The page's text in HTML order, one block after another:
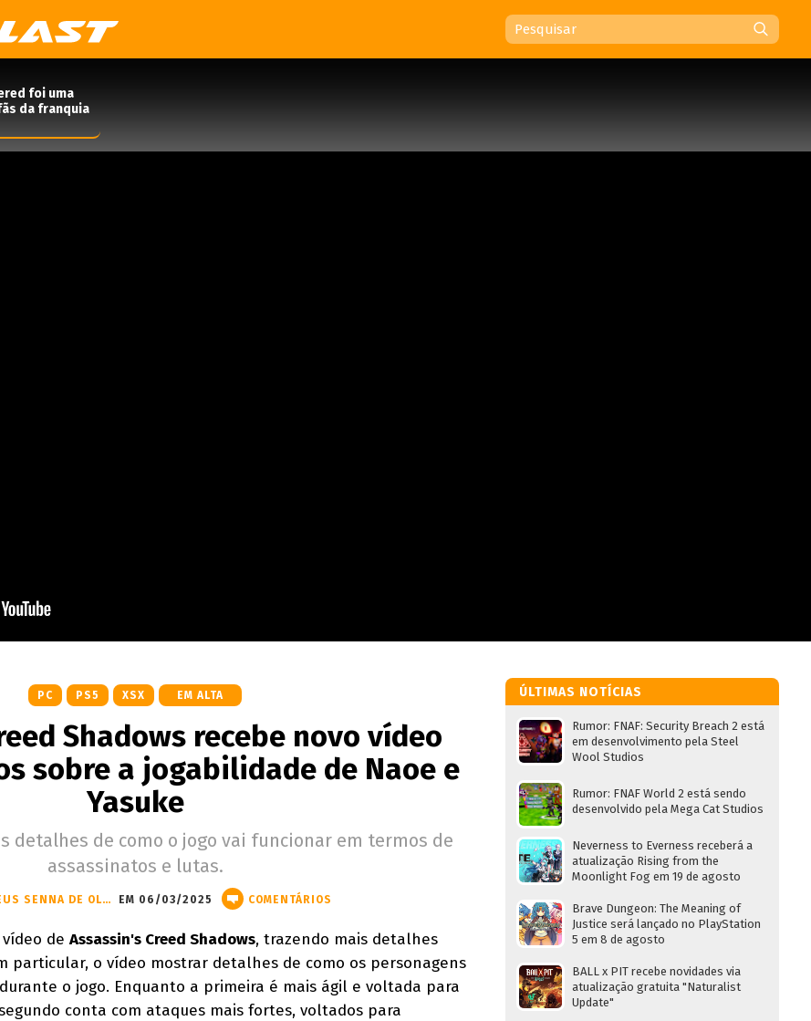
foi uma
da franquia
PC PS5 XSX EM ALTA
Shadows recebe novo vídeo
sobre a jogabilidade de Naoe e
Yasuke
detalhes de como o jogo vai funcionar em termos de
assassinatos e lutas.
MATHEUS SENNA DE OLIVEIRA EM 06/03/2025 COMENTÁRIOS
de Assassin's Creed Shadows, trazendo mais detalhes
particular, o vídeo mostrar detalhes de como os personagens
o jogo. Enquanto a primeira é mais ágil e voltada para
conta com ataques mais fortes, voltados para
ÚLTIMAS NOTÍCIAS
Rumor: FNAF: Security Breach 2 está
em desenvolvimento pela Steel
Wool Studios
Rumor: FNAF World 2 está sendo
desenvolvido pela Mega Cat Studios
Neverness to Everness receberá a
atualização Rising from the
Moonlight Fog em 19 de agosto
Brave Dungeon: The Meaning of
Justice será lançado no PlayStation
5 em 8 de agosto
BALL x PIT recebe novidades via
atualização gratuita "Naturalist
Update"